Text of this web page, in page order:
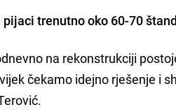
pijaci trenutno oko 60-70
na rekonstrukciji
čekamo idejno rješenje i